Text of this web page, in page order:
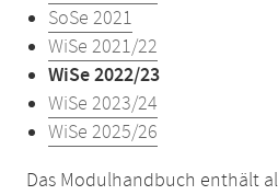
SoSe 2021
WiSe 2021/22
WiSe 2022/23
WiSe 2023/24
WiSe 2025/26
Das Modulhandbuch enthält